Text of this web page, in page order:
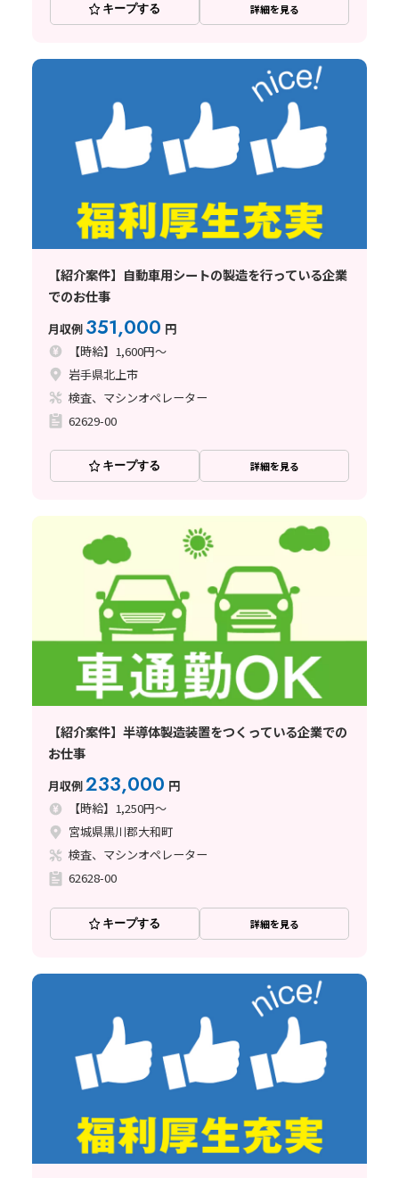
キープする 詳細を見る
【紹介案件】自動車用シートの製造を行っている企業
でのお仕事
月収例 351,000 円
【時給】1,600円～
岩手県北上市
検査、マシンオペレーター
62629-00
キープする 詳細を見る
【紹介案件】半導体製造装置をつくっている企業での
お仕事
月収例233,000 円
【時給】1,250円～
宮城県黒川郡大和町
検査、マシンオペレーター
62628-00
キープする 詳細を見る